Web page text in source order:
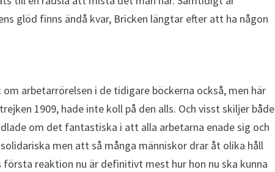
glöd finns ändå kvar, Bricken längtar efter att ha någon
arbetarrörelsen i de tidigare böckerna också, men här
1909, hade inte koll på den alls. Och visst skiljer både
om det fantastiska i att alla arbetarna enade sig och
men att så många människor drar åt olika håll
reaktion nu är definitivt mest hur hon nu ska kunna